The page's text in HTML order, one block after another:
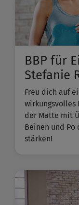
BBP für
Stefanie
Freu dich auf
wirkungsvolles
der Matte mit
Beinen und Po
stärken!